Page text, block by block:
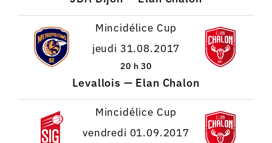
Mincidélice Cup
jeudi 31.08.2017
20 h 30
Levallois — Elan Chalon
Mincidélice Cup
vendredi 01.09.2017